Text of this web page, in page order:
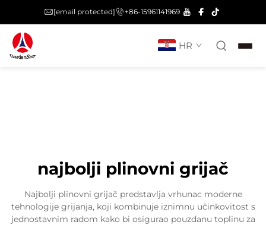
[email protected] +86-15961141969
HR
najbolji plinovni grijač
Najbolji plinovni grijač predstavlja vrhunac moderne
tehnologije grijanja, koji kombinuje iznimnu učinkovitost s
jednostavnim radom kako bi osigurao pouzdanu toplinu za